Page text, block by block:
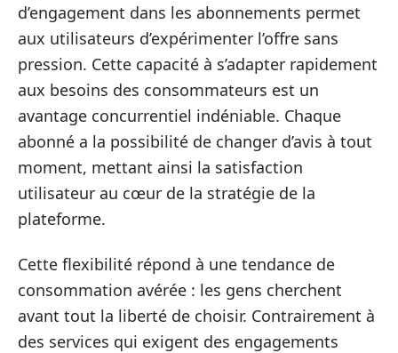
d’engagement dans les abonnements permet
aux utilisateurs d’expérimenter l’offre sans
pression. Cette capacité à s’adapter rapidement
aux besoins des consommateurs est un
avantage concurrentiel indéniable. Chaque
abonné a la possibilité de changer d’avis à tout
moment, mettant ainsi la satisfaction
utilisateur au cœur de la stratégie de la
plateforme.
Cette flexibilité répond à une tendance de
consommation avérée : les gens cherchent
avant tout la liberté de choisir. Contrairement à
des services qui exigent des engagements